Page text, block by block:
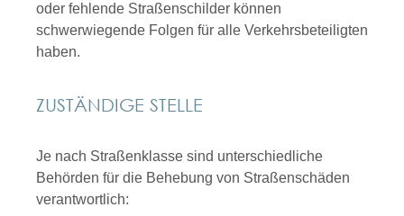
oder fehlende Straßenschilder können
schwerwiegende Folgen für alle Verkehrsbeteiligten
haben.
ZUSTÄNDIGE STELLE
Je nach Straßenklasse sind unterschiedliche
Behörden für die Behebung von Straßenschäden
verantwortlich: